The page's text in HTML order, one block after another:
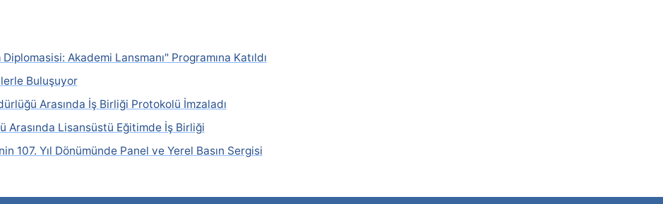
Akademi Lansmanı" Programına Katıldı
Buluşuyor
Arasında İş Birliği Protokolü İmzaladı
Arasında Lisansüstü Eğitimde İş Birliği
107. Yıl Dönümünde Panel ve Yerel Basın Sergisi